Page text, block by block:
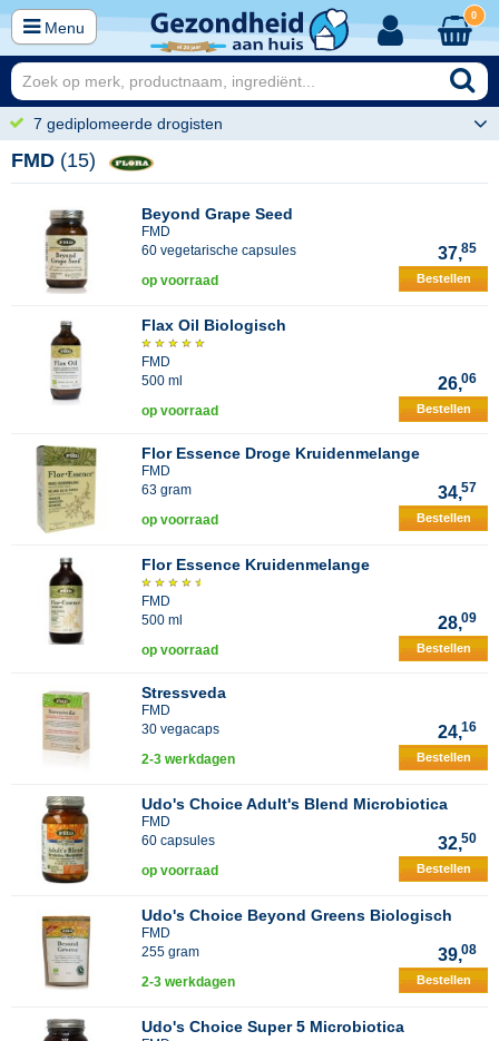
Menu
0
7 gediplomeerde drogisten
FMD (15)
Beyond Grape Seed
FMD
60 vegetarische capsules
37,85
op voorraad Bestellen
Flax Oil Biologisch
FMD
500 ml
26,06
op voorraad Bestellen
Flor Essence Droge Kruidenmelange
FMD
63 gram
34,57
op voorraad Bestellen
Flor Essence Kruidenmelange
FMD
500 ml
28,09
op voorraad Bestellen
Stressveda
FMD
30 vegacaps
24,16
2-3 werkdagen Bestellen
Udo's Choice Adult's Blend Microbiotica
FMD
60 capsules
32,50
op voorraad Bestellen
Udo's Choice Beyond Greens Biologisch
FMD
255 gram
39,08
2-3 werkdagen Bestellen
Udo's Choice Super 5 Microbiotica